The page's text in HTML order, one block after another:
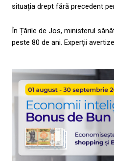
situația drept fără precedent
În Țările de Jos, ministerul
peste 80 de ani. Experții